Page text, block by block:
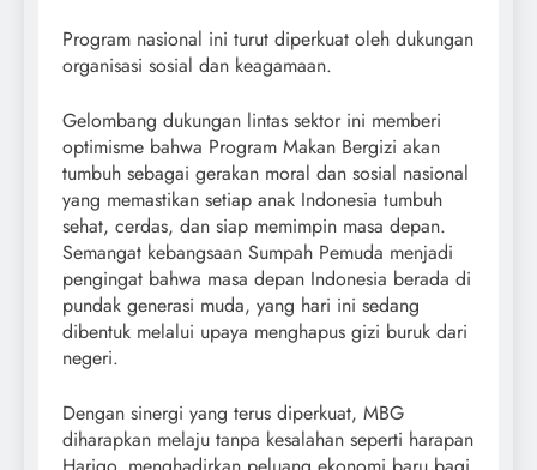
Program nasional ini turut diperkuat oleh dukungan
organisasi sosial dan keagamaan.
Gelombang dukungan lintas sektor ini memberi
optimisme bahwa Program Makan Bergizi akan
tumbuh sebagai gerakan moral dan sosial nasional
yang memastikan setiap anak Indonesia tumbuh
sehat, cerdas, dan siap memimpin masa depan.
Semangat kebangsaan Sumpah Pemuda menjadi
pengingat bahwa masa depan Indonesia berada di
pundak generasi muda, yang hari ini sedang
dibentuk melalui upaya menghapus gizi buruk dari
negeri.
Dengan sinergi yang terus diperkuat, MBG
diharapkan melaju tanpa kesalahan seperti harapan